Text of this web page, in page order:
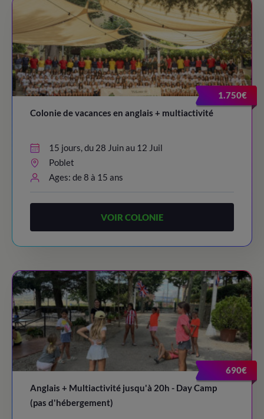
1.750€
Colonie de vacances en anglais + multiactivité
15 jours, du 28 Juin au 12 Juil
Poblet
Ages: de 8 à 15 ans
VOIR COLONIE
690€
Anglais + Multiactivité jusqu'à 20h - Day Camp
(pas d'hébergement)